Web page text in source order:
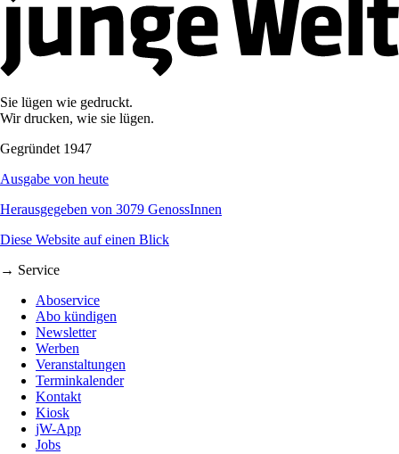
Sie lügen wie gedruckt.
Wir drucken, wie sie lügen.
Gegründet 1947
Ausgabe von heute
Herausgegeben von 3079 GenossInnen
Diese Website auf einen Blick
→ Service
Aboservice
Abo kündigen
Newsletter
Werben
Veranstaltungen
Terminkalender
Kontakt
Kiosk
jW-App
Jobs